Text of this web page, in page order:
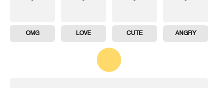
ANGRY
CUTE
LOVE
OMG